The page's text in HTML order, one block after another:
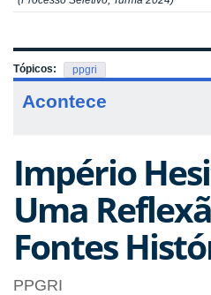
Tópicos: ppgri
Acontece
Império
Uma
Fontes
PPGRI